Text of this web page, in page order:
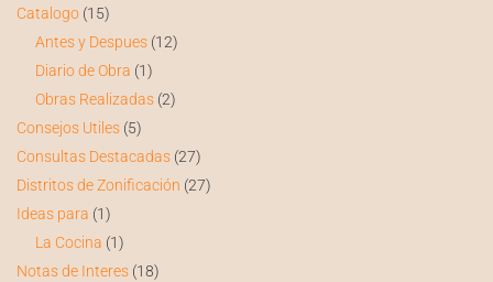
Catalogo (15)
Antes y Despues(12)
Diario de Obra (1)
Obras Realizadas(2)
Consejos Utiles (5)
Consultas Destacadas (27)
Distritos de Zonificación (27)
Ideas para (1)
La Cocina (1)
Notas de Interes (18)